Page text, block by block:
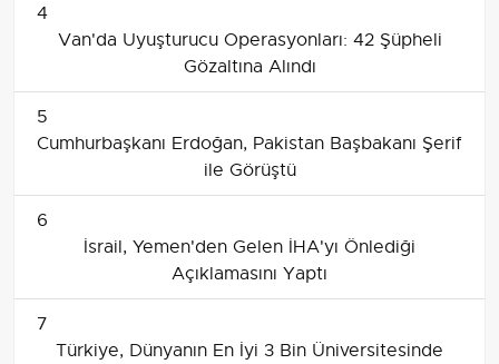
4
Van'da Uyuşturucu Operasyonları: 42 Şüpheli
Gözaltına Alındı
5
Cumhurbaşkanı Erdoğan, Pakistan Başbakanı Şerif
ile Görüştü
6
İsrail, Yemen'den Gelen İHA'yı Önlediği
Açıklamasını Yaptı
7
Türkiye, Dünyanın En İyi 3 Bin Üniversitesinde